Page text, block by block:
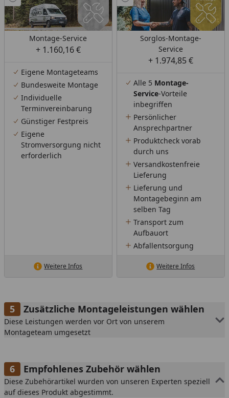
Montage-Service
+ 1.160,16 €
Eigene Montageteams
Bundesweite Montage
Individuelle
Terminvereinbarung
Günstiger Festpreis
Eigene
Stromversorgung nicht
erforderlich
Weitere Infos
Sorglos-Montage-
Service
+ 1.974,85 €
Alle 5 Montage-
Service-Vorteile
inbegriffen
Persönlicher
Ansprechpartner
Produktcheck vorab
durch uns
Versandkostenfreie
Lieferung
Lieferung und
Montagebeginn am
selben Tag
Transport zum
Aufbauort
Abfallentsorgung
Weitere Infos
Zusätzliche Montageleistungen wählen
Diese Leistungen werden vor Ort von unserem
Montageteam umgesetzt
Empfohlenes Zubehör wählen
Diese Zubehörartikel wurden von unseren Experten speziell
auf dieses Produkt abgestimmt.